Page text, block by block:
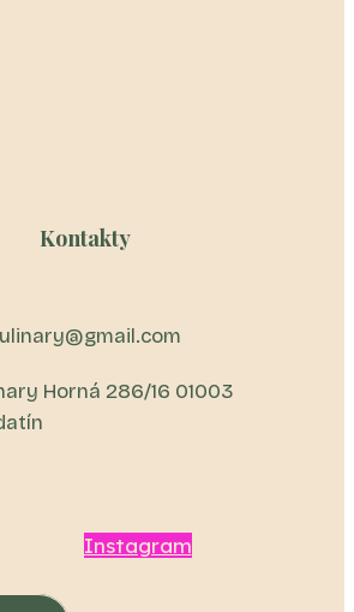
Kontakty
Horná 286/16 01003
Instagram